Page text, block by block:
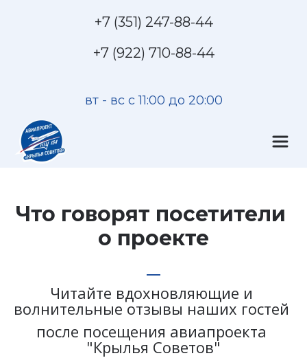
+7 (351) 247-88-44
+7 (922) 710-88-44
вт - вс с 11:00 до 20:00
Что говорят посетители
о проекте
Читайте вдохновляющие и
волнительные отзывы наших гостей
после посещения авиапроекта
"Крылья Советов"